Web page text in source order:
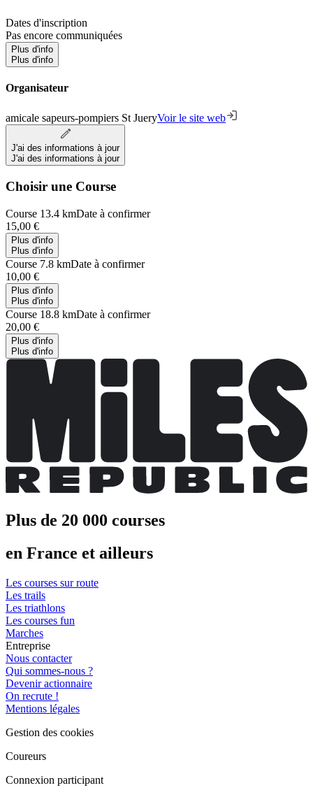
Dates d'inscription
Pas encore communiquées
Plus d'info
Plus d'info
Organisateur
amicale sapeurs-pompiers St JueryVoir le site web
J'ai des informations à jour
J'ai des informations à jour
Choisir une Course
Course 13.4 kmDate à confirmer
15,00 €
Plus d'info
Plus d'info
Course 7.8 kmDate à confirmer
10,00 €
Plus d'info
Plus d'info
Course 18.8 kmDate à confirmer
20,00 €
Plus d'info
Plus d'info
Plus de 20 000 courses
en France et ailleurs
Les courses sur route
Les trails
Les triathlons
Les courses fun
Marches
Entreprise
Nous contacter
Qui sommes-nous ?
Devenir actionnaire
On recrute !
Mentions légales
Gestion des cookies
Coureurs
Connexion participant